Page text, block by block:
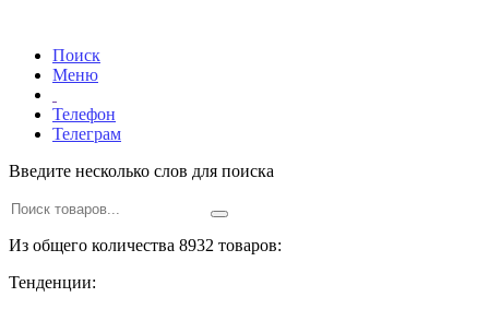
Поиск
Меню
Телефон
Телеграм
Введите несколько слов для поиска
Из общего количества 8932 товаров:
Тенденции: